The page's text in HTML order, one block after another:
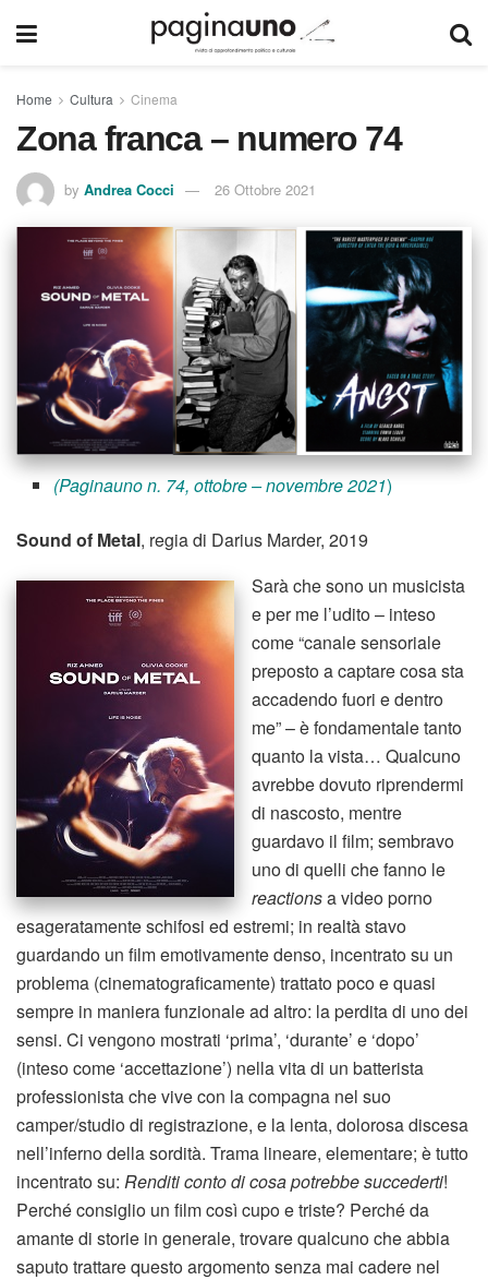
Home Cultura Cinema
Zona franca – numero 74
by Andrea Cocci 26 Ottobre 2021
(Paginauno n. 74, ottobre – novembre 2021)
Sound of Metal, regia di Darius Marder, 2019
Sarà che sono un musicista
e per me l’udito – inteso
come “canale sensoriale
preposto a captare cosa sta
accadendo fuori e dentro
me” – è fondamentale tanto
quanto la vista… Qualcuno
avrebbe dovuto riprendermi
di nascosto, mentre
guardavo il film; sembravo
uno di quelli che fanno le
reactionsa video porno
esageratamente schifosi ed estremi; in realtà stavo
guardando un film emotivamente denso, incentrato su un
problema (cinematograficamente) trattato poco e quasi
sempre in maniera funzionale ad altro: la perdita di uno dei
sensi. Ci vengono mostrati ‘prima’, ‘durante’ e ‘dopo’
(inteso come ‘accettazione’) nella vita di un batterista
professionista che vive con la compagna nel suo
camper/studio di registrazione, e la lenta, dolorosa discesa
nell’inferno della sordità. Trama lineare, elementare; è tutto
incentrato su: Renditi conto di cosa potrebbe succederti!
Perché consiglio un film così cupo e triste? Perché da
amante di storie in generale, trovare qualcuno che abbia
saputo trattare questo argomento senza mai cadere nel